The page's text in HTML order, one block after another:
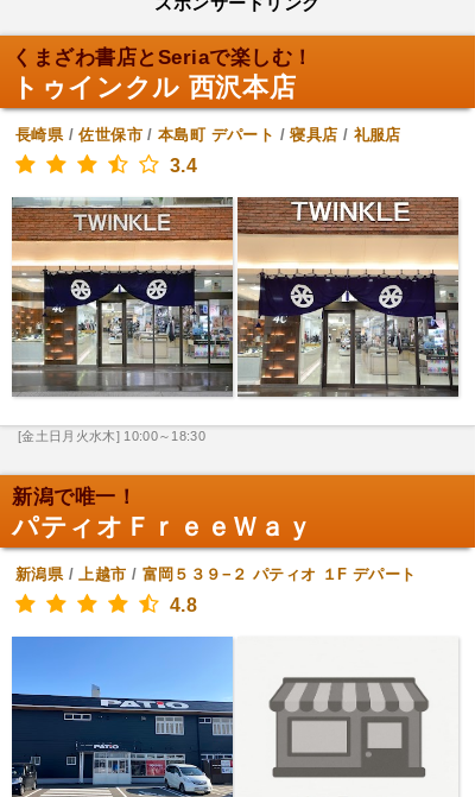
くまざわ書店とSeriaで楽しむ！
トゥインクル 西沢本店
長崎県/佐世保市/本島町 デパート /寝具店 / 礼服店
3.4
[金土日月火水木] 10:00～18:30
新潟で唯一！
パティオＦｒｅｅＷａｙ
新潟県/上越市 / 富岡５３９−２ パティオ １F デパート
4.8